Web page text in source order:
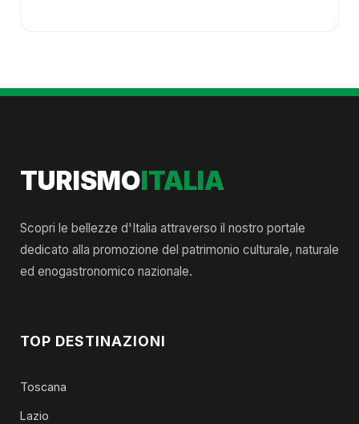
TURISMOITALIA
Scopri le bellezze d'Italia attraverso il nostro portale
dedicato alla promozione del patrimonio culturale, naturale
ed enogastronomico nazionale.
TOP DESTINAZIONI
Toscana
Lazio